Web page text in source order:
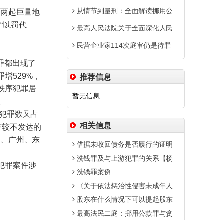
起巨量地
以罚代
出现了
529%，
序犯罪居
罪数又占
不发达的
广州、东
罪案件涉
从情节到量刑：全面解读挪用公
最高人民法院关于全面深化人民
民营企业家114次庭审仍是待罪
推荐信息
暂无信息
相关信息
借据未收回债务是否履行的证明
洗钱罪及与上游犯罪的关系【杨
洗钱罪案例
《关于依法惩治性侵害未成年人
股东在什么情况下可以提起股东
最高法民二庭：挪用公款罪与贪